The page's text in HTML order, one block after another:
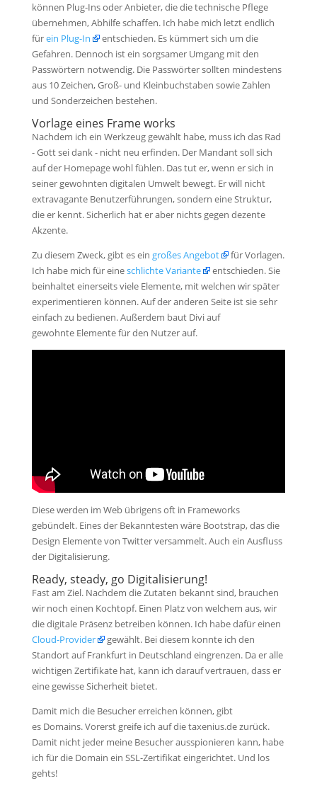
können Plug-Ins oder Anbieter, die die technische Pflege
übernehmen, Abhilfe schaffen. Ich habe mich letzt endlich
fürein Plug-In
entschieden. Es kümmert sich um die
Gefahren. Dennoch ist ein sorgsamer Umgang mit den
Passwörtern notwendig. Die Passwörter sollten mindestens
aus 10 Zeichen, Groß- und Kleinbuchstaben sowie Zahlen
und Sonderzeichen bestehen.
Vorlage eines Frame works
Nachdem ich ein Werkzeug gewählt habe, muss ich das Rad
- Gott sei dank - nicht neu erfinden. Der Mandant soll sich
auf der Homepage wohl fühlen. Das tut er, wenn er sich in
seiner gewohnten digitalen Umwelt bewegt. Er will nicht
extravagante Benutzerführungen, sondern eine Struktur,
die er kennt. Sicherlich hat er aber nichts gegen dezente
Akzente.
Zu diesem Zweck, gibt es ein großes Angebot
für Vorlagen.
Ich habe mich für eineschlichte Variante
entschieden. Sie
beinhaltet einerseits viele Elemente, mit welchen wir später
experimentieren können. Auf der anderen Seite ist sie sehr
einfach zu bedienen. Außerdem baut Divi auf
gewohnte Elemente für den Nutzer auf.
Diese werden im Web übrigens oft in Frameworks
gebündelt. Eines der Bekanntesten wäre Bootstrap, das die
Design Elemente von Twitter versammelt. Auch ein Ausfluss
der Digitalisierung.
Ready, steady, go Digitalisierung!
Fast am Ziel. Nachdem die Zutaten bekannt sind, brauchen
wir noch einen Kochtopf. Einen Platz von welchem aus, wir
die digitale Präsenz betreiben können. Ich habe dafür einen
Cloud-Provider
gewählt. Bei diesem konnte ich den
Standort auf Frankfurt in Deutschland eingrenzen. Da er alle
wichtigen Zertifikate hat, kann ich darauf vertrauen, dass er
eine gewisse Sicherheit bietet.
Damit mich die Besucher erreichen können, gibt
es Domains. Vorerst greife ich auf die taxenius.de zurück.
Damit nicht jeder meine Besucher ausspionieren kann, habe
ich für die Domain ein SSL-Zertifikat eingerichtet. Und los
gehts!